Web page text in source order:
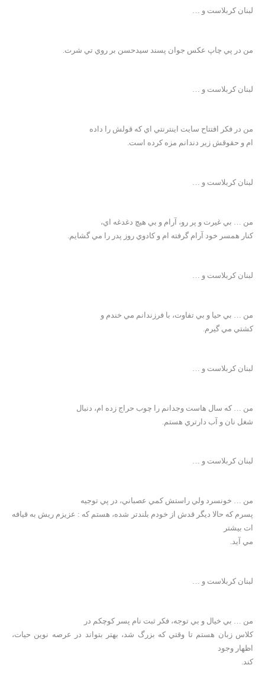
لبنان کربلاست و …
من در پي چاپ عکس جوان پسند سيدحسن بر روي تي شرت.
لبنان کربلاست و …
من در فکر افتتاح سايت اينترنتي اي که قولش را داده
ام و حقوقش زير دندانم مزه کرده است.
لبنان کربلاست و …
من … بي غيرت و پر رو، آرام و بي هيچ دغدغه اي،
کنار همسر خود آرام گرفته ام و کادوي روز پدر را مي گشايم.
لبنان کربلاست و …
من … بي حيا و بي تفاوت، با فرزندانم مي خندم و
کشتي مي گيرم.
لبنان کربلاست و …
من … که سال هاست وجدانم را چوب حراج زده ام، دنبال
شغل نان و آب دارتري هستم.
لبنان کربلاست و …
من … خونسرد ولي راستش کمي عصباني، در پي توجيه
پسرم که حالا ديگر قدش از خودم بلندتر شده، هستم که : عزيزم ريش به قيافه
ات بيشتر
مي آيد.
لبنان کربلاست و …
من … بي خيال و بي توجه، فکر ثبت نام پسر کوچکم در
کلاس زبان هستم تا وقتي که بزرگ شد، بهتر بتواند در عرصه نوين حيات،
اظهار وجود
کند.